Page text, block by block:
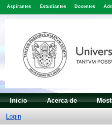
Aspirantes Estudiantes Docentes
Inicio Acerca de
Login